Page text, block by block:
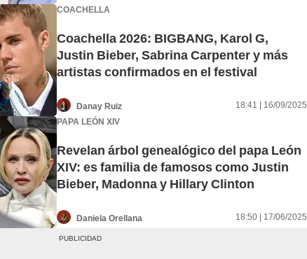
COACHELLA
Coachella 2026: BIGBANG, Karol G,
Justin Bieber, Sabrina Carpenter y más
artistas confirmados en el festival
Danay Ruiz
18:41 | 16/09/2025
PAPA LEÓN XIV
Revelan árbol genealógico del papa León
XIV: es familia de famosos como Justin
Bieber, Madonna y Hillary Clinton
Daniela Orellana 18:50 | 17/06/2025